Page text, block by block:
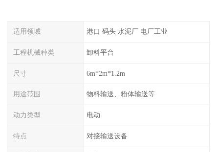
适用领域 港口 码头 水泥厂 电厂工业
工程机械种类 卸料平台
尺寸 6m*2m*1.2m
用途范围 物料输送、粉体输送等
动力类型 电动
特点 对接输送设备